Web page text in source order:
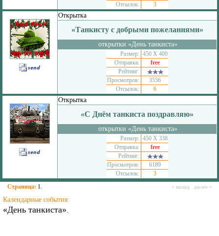
Отсылок:
3
Открытка
«Танкисту с добрыми пожеланиями»
открытки «День танкиста»
Размер: 450 Х 400
Отправка:
free
Рейтинг:
Просмотров:
3556
Отсылок:
6
Открытка
«С Днём танкиста поздравляю»
открытки «День танкиста»
Размер: 450 Х 338
Отправка:
free
Рейтинг:
Просмотров:
6189
Отсылок:
3
Страница: 1. « назад далее »
Календарные события:
«День танкиста».